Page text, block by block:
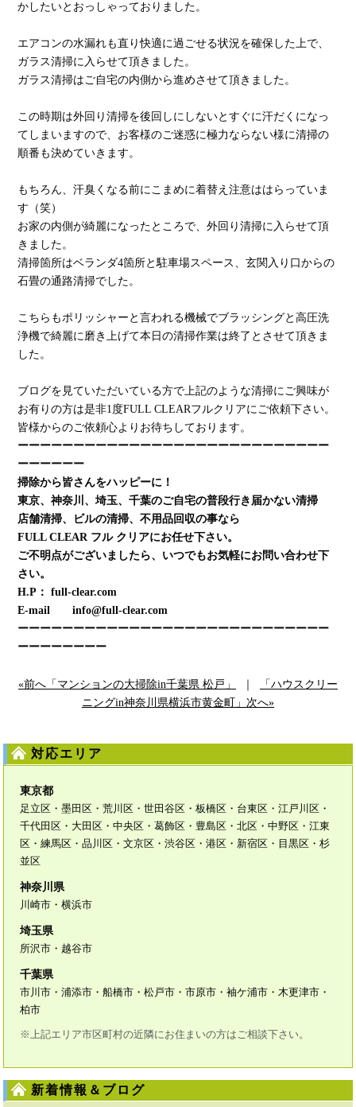
かしたいとおっしゃっておりました。
エアコンの水漏れも直り快適に過ごせる状況を確保した上で、
ガラス清掃に入らせて頂きました。
ガラス清掃はご自宅の内側から進めさせて頂きました。
この時期は外回り清掃を後回しにしないとすぐに汗だくになっ
てしまいますので、お客様のご迷惑に極力ならない様に清掃の
順番も決めていきます。
もちろん、汗臭くなる前にこまめに着替え注意ははらっていま
す（笑）
お家の内側が綺麗になったところで、外回り清掃に入らせて頂
きました。
清掃箇所はベランダ4箇所と駐車場スペース、玄関入り口からの
石畳の通路清掃でした。
こちらもポリッシャーと言われる機械でブラッシングと高圧洗
浄機で綺麗に磨き上げて本日の清掃作業は終了とさせて頂きま
した。
ブログを見ていただいている方で上記のような清掃にご興味が
お有りの方は是非1度FULL CLEARフルクリアにご依頼下さい。
皆様からのご依頼心よりお待ちしております。
ーーーーーーーーーーーーーーーーーーーーーーーーーーーー
ーーーーーー
掃除から皆さんをハッピーに！
東京、神奈川、埼玉、千葉のご自宅の普段行き届かない清掃
店舗清掃、ビルの清掃、不用品回収の事なら
FULL CLEAR フル クリアにお任せ下さい。
ご不明点がございましたら、いつでもお気軽にお問い合わせ下
さい。
H.P： full-clear.com
E-mail info@full-clear.com
ーーーーーーーーーーーーーーーーーーーーーーーーーーーー
ーーーーーーーー
«前へ「マンションの大掃除in千葉県 松戸」
「ハウスクリー
ニングin神奈川県横浜市黄金町」次へ»
対応エリア
東京都
足立区・墨田区・荒川区・世田谷区・板橋区・台東区・江戸川区・
千代田区・大田区・中央区・葛飾区・豊島区・北区・中野区・江東
区・練馬区・品川区・文京区・渋谷区・港区・新宿区・目黒区・杉
並区
神奈川県
川崎市・横浜市
埼玉県
所沢市・越谷市
千葉県
市川市・浦添市・船橋市・松戸市・市原市・袖ケ浦市・木更津市・
柏市
※上記エリア市区町村の近隣にお住まいの方はご相談下さい。
新着情報＆ブログ